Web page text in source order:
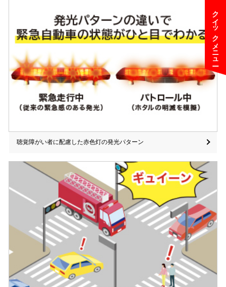
クイックメニュー
聴覚障がい者に配慮した赤色灯の発光パターン